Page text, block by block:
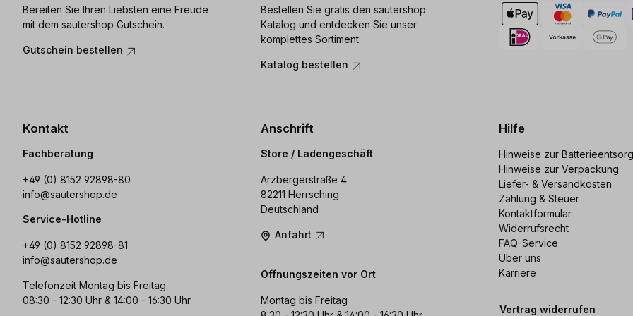
Bereiten Sie Ihren Liebsten eine Freude
mit dem sautershop Gutschein.
Gutschein bestellen
Bestellen Sie gratis den sautershop
Katalog und entdecken Sie unser
komplettes Sortiment.
Katalog bestellen
Kontakt
Fachberatung
+49 (0) 8152 92898-80
info@sautershop.de
Service-Hotline
+49 (0) 8152 92898-81
info@sautershop.de
Telefonzeit Montag bis Freitag
08:30 - 12:30 Uhr & 14:00 - 16:30 Uhr
Anschrift
Store / Ladengeschäft
Arzbergerstraße 4
82211 Herrsching
Deutschland
Anfahrt
Öffnungszeiten vor Ort
Montag bis Freitag
Hilfe
Hinweise zur
Hinweise zur Verpackung
Liefer- & Versandkosten
Zahlung & Steuer
Kontaktformular
Widerrufsrecht
FAQ-Service
Über uns
Karriere
Vertrag widerrufen